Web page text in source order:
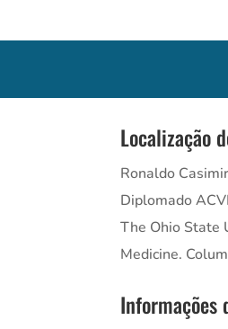
Localização
Ronaldo
Diplomado
The Ohio State
Medicine.
Informações